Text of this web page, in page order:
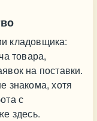
кладовщика:
товара,
на поставки.
знакома, хотя
с
здесь.